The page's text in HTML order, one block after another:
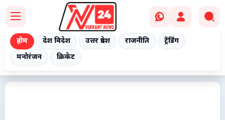
होम देश विदेश उत्तर प्रदेश राजनीति
ट्रेंडिंग
मनोरंजन
क्रिकेट